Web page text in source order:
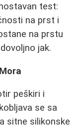
test:
na prst i
na prstu
jak.
peškiri i
se sa
sitne silikonske